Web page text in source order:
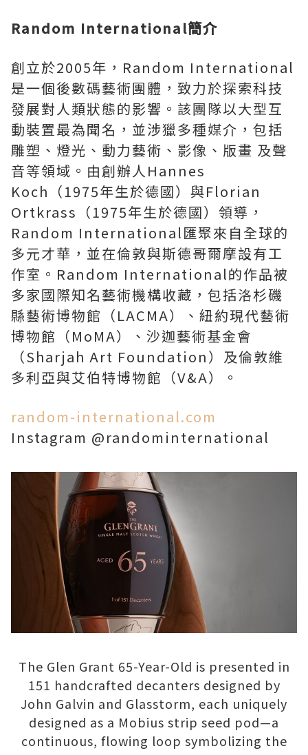
Random International簡介
創立於2005年，Random International
是一個後數碼藝術團體，致力於探索科技
發展對人類狀態的影響。該團隊以大型互
動裝置最為聞名，並涉獵多種媒介，包括
雕塑、燈光、動力藝術、影像、版畫 及聲
音等領域。由創辦人Hannes
Koch（1975年生於德國）與Florian
Ortkrass（1975年生於德國）領導，
Random International匯聚來自全球的
多元才華，並在倫敦與斯德哥爾摩設有工
作室。Random International的作品被
多家國際知名藝術機構收藏，包括洛杉磯
縣藝術博物館（LACMA）、紐約現代藝術
博物館（MoMA）、沙迦藝術基金會
（Sharjah Art Foundation）及倫敦維
多利亞與艾伯特博物館（V&A）。
random-international.com
Instagram @randominternational
The Glen Grant 65-Year-Old is presented in
151 handcrafted decanters designed by
John Galvin and Glasstorm, each uniquely
designed as a Mobius strip seed pod—a
continuous, flowing loop symbolizing the